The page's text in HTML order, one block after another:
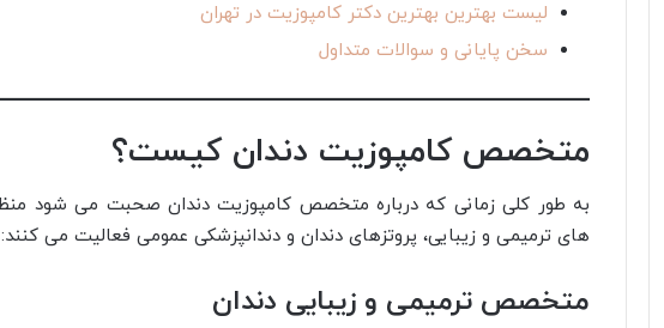
لیست بهترین بهترین دکتر کامپوزیت در تهران
سخن پایانی و سوالات متداول
متخصص کامپوزیت دندان کیست؟
های ترمیمی و زیبایی، پروتزهای دندان و دندانپزشکی عمومی فعالیت می کنند:
متخصص ترمیمی و زیبایی دندان